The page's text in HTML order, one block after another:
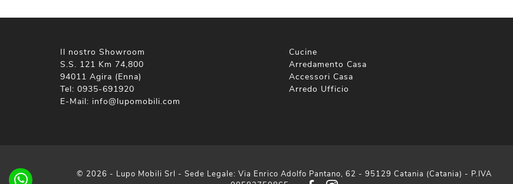
Il nostro Showroom
S.S. 121 Km 74,800
94011 Agira (Enna)
Tel: 0935-691920
E-Mail: info@lupomobili.com
Cucine
Arredamento Casa
Accessori Casa
Arredo Ufficio
© 2026 - Lupo Mobili Srl - Sede Legale: Via Enrico Adolfo Pantano, 62 - 95129 Catania (Catania) - P.IVA